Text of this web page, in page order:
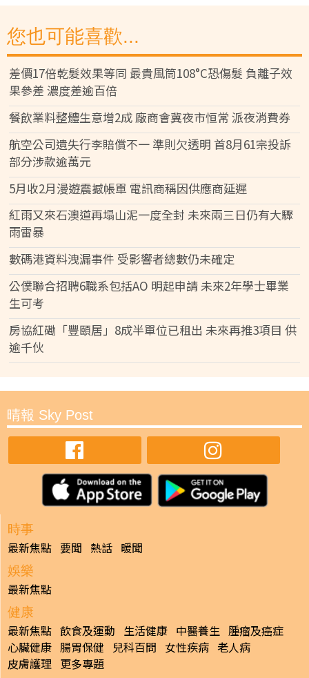
您也可能喜歡...
差價17倍乾髮效果等同 最貴風筒108°C恐傷髮 負離子效
果參差 濃度差逾百倍
餐飲業料整體生意增2成 廠商會冀夜市恒常 派夜消費券
航空公司遺失行李賠償不一 準則欠透明 首8月61宗投訴
部分涉款逾萬元
5月收2月漫遊震撼帳單 電訊商稱因供應商延遲
紅雨又來石澳道再塌山泥一度全封 未來兩三日仍有大驟
雨雷暴
數碼港資料洩漏事件 受影響者總數仍未確定
公僕聯合招聘6職系包括AO 明起申請 未來2年學士畢業
生可考
房協紅磡「豐頤居」8成半單位已租出 未來再推3項目 供
逾千伙
晴報 Sky Post
時事
最新焦點 要聞 熱話 暖聞
娛樂
最新焦點
健康
最新焦點 飲食及運動 生活健康 中醫養生 腫瘤及癌症
心臟健康 腸胃保健 兒科百問 女性疾病 老人病
皮膚護理 更多專題